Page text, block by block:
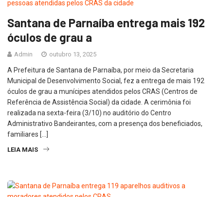
Santana de Parnaíba entrega mais 192
óculos de grau a
Admin outubro 13, 2025
A Prefeitura de Santana de Parnaíba, por meio da Secretaria
Municipal de Desenvolvimento Social, fez a entrega de mais 192
óculos de grau a munícipes atendidos pelos CRAS (Centros de
Referência de Assistência Social) da cidade. A cerimônia foi
realizada na sexta-feira (3/10) no auditório do Centro
Administrativo Bandeirantes, com a presença dos beneficiados,
familiares […]
LEIA MAIS